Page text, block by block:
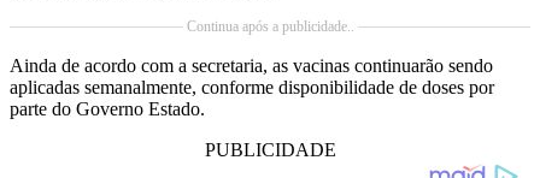
Continua após a publicidade..
Ainda de acordo com a secretaria, as vacinas continuarão sendo
aplicadas semanalmente, conforme disponibilidade de doses por
parte do Governo Estado.
PUBLICIDADE